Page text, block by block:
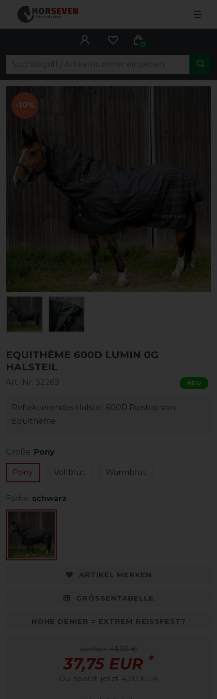
☰
0
-10%
EQUITHÈME 600D LUMIN 0G
HALSTEIL
Art.-Nr: 32269 NEU
Reflektierendes Halsteil 600D Ripstop von
Equithème
Größe: Pony
Pony Vollblut Warmblut
Farbe: schwarz
ARTIKEL MERKEN
GRÖSSENTABELLE
HOHE DENIER = EXTREM REISSFEST?
vorher 41,95 €
37,75 EUR *
Du sparst jetzt 4,20 EUR